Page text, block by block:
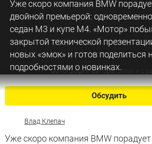
Уже скоро компания BMW
двойной премьерой:
седан M3 и купе M4. «Мотор»
закрытой технической
новых «эмок» и готов поделиться
подробностями о новинках.
Фотографии автора, BMW и с
Обсудить
Влад Клепач
Уже скоро компания BMW